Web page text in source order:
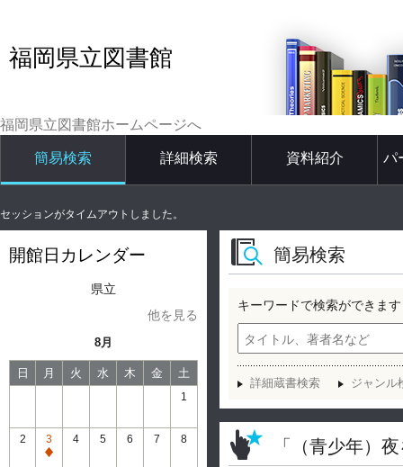
福岡県立図書館
福岡県立図書館ホームページへ
簡易検索 詳細検索 資料紹介 パ
セッションがタイムアウトしました。
開館日カレンダー
県立
他を見る
8月
日 月 火 水 木 金 土
1
2
3
通
4 5 6 7 8
簡易検索
キーワードで検索ができます
詳細蔵書検索 ジャンル
「（青少年）